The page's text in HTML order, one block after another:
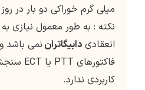
میلی گرم خوراکی دو بار در روز
نکته : به طور معمول نیازی
انعقادی دابیگاتران نمی باشد
کاربردی ندارد.